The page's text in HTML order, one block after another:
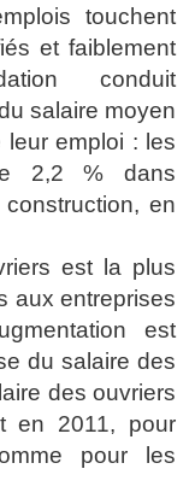
touchent
et faiblement
conduit
salaire moyen
emploi : les
2,2 % dans
en
est la plus
aux entreprises
est
du salaire des
des ouvriers
en 2011, pour
pour les